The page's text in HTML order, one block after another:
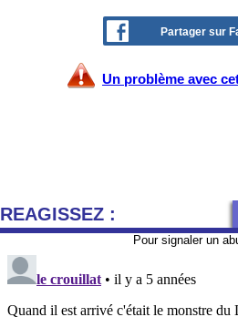
Partager sur
Un problème avec
REAGISSEZ :
Pour signaler un